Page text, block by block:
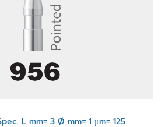
L mm= 3 Ø mm= 1 µm= 125